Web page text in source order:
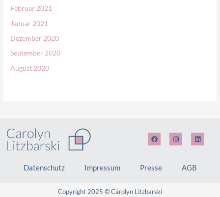
Februar 2021
Januar 2021
Dezember 2020
September 2020
August 2020
F
a
c
o
I
n
s
L
i
n
Datenschutz Impressum Presse AGB
Copyright 2025 © Carolyn Litzbarski